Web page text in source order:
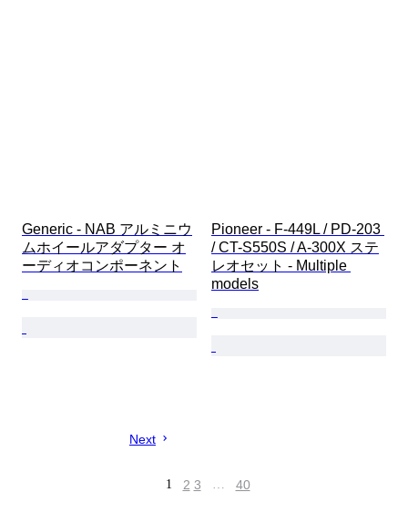
Generic - NAB アルミニウ
ムホイールアダプター オ
ーディオコンポーネント
Pioneer - F-449L / PD-203
/ CT-S550S / A-300X ステ
レオセット - Multiple
models
Next
1 2 3 … 40